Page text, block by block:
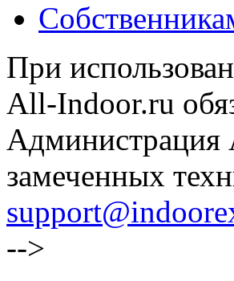
При
All-Indoor.ru
Администрация
замеченных
-->